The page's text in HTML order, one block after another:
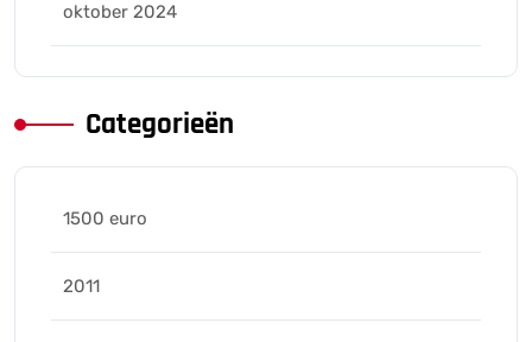
oktober 2024
Categorieën
1500 euro
2011